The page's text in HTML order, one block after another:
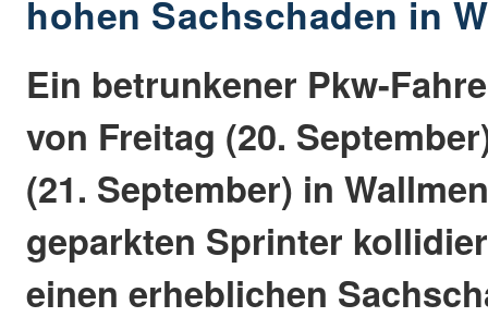
hohen Sachschaden in
Ein betrunkener Pkw-
von Freitag (20.
(21. September) in
geparkten Sprinter
einen erheblichen